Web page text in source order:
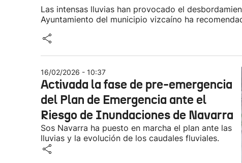
Las intensas lluvias han provocado el
Ayuntamiento del municipio vizcaíno ha
16/02/2026 - 10:37
Activada la fase de pre-emergencia
del Plan de Emergencia ante el
Riesgo de Inundaciones de Navarra
Sos Navarra ha puesto en marcha el plan ante las
lluvias y la evolución de los caudales fluviales.